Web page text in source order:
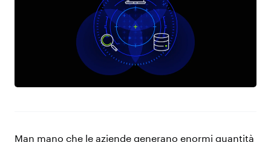
Man mano che le aziende generano enormi quantità